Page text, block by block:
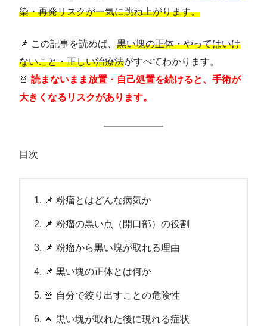
染・再発リスクが一気に跳ね上がります。
📌 この記事を読めば、 黒い塊の正体・やってはいけ
ないこと・正しい治療法がすべてわかります。
🚨 読まないまま放置・自己処置を続けると、手術が
大きくなるリスクがあります。
目次
📌 粉瘤とはどんな病気か
📌 粉瘤の黒い点（開口部）の役割
📌 粉瘤から黒い塊が取れる理由
📌 黒い塊の正体とは何か
🚨 自分で絞り出すことの危険性
🔸 黒い塊が取れた後に現れる症状